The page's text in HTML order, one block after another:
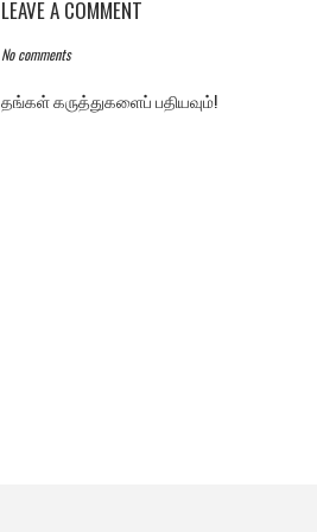
LEAVE A COMMENT
No comments
தங்கள் கருத்துகளைப் பதியவும்!